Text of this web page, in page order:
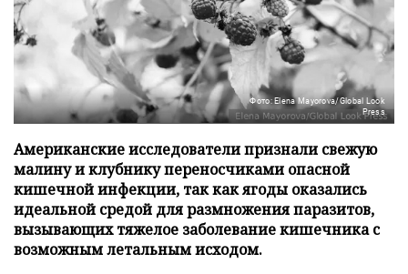
Фото: Elena Mayorova/Global Look
Press
Американские исследователи признали свежую
малину и клубнику переносчиками опасной
кишечной инфекции, так как ягоды оказались
идеальной средой для размножения паразитов,
вызывающих тяжелое заболевание кишечника с
возможным летальным исходом.